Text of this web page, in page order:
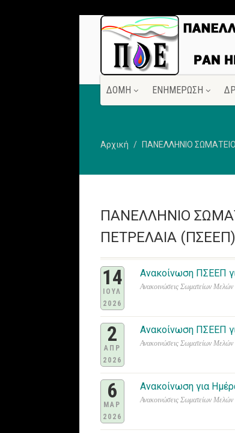
ΔΟΜΗ ΕΝΗΜΕΡΩΣΗ
Αρχική ΠΑΝΕΛΛΗΝΙΟ
ΠΑΝΕΛΛΗΝΙΟ
ΠΕΤΡΕΛΑΙΑ (ΠΣΕΕΠ)
14
ΙΟΥΛ
2026
Ανακοίνωση ΠΣΕΕΠ
Ανακοινώσεις Σωματείων
2
ΑΠΡ
2026
Ανακοίνωση ΠΣΕΕΠ
Ανακοινώσεις Σωματείων
6
ΜΑΡ
2026
Ανακοίνωση για
Ανακοινώσεις Σωματείων